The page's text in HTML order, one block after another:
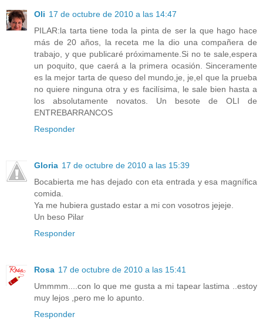
Oli 17 de octubre de 2010 a las 14:47
PILAR:la tarta tiene toda la pinta de ser la que hago hace
más de 20 años, la receta me la dio una compañera de
trabajo, y que publicaré próximamente.Si no te sale,espera
un poquito, que caerá a la primera ocasión. Sinceramente
es la mejor tarta de queso del mundo,je, je,el que la prueba
no quiere ninguna otra y es facilísima, le sale bien hasta a
los absolutamente novatos. Un besote de OLI de
ENTREBARRANCOS
Responder
Gloria 17 de octubre de 2010 a las 15:39
Bocabierta me has dejado con eta entrada y esa magnífica
comida.
Ya me hubiera gustado estar a mi con vosotros jejeje.
Un beso Pilar
Responder
Rosa 17 de octubre de 2010 a las 15:41
Ummmm....con lo que me gusta a mi tapear lastima ..estoy
muy lejos ,pero me lo apunto.
Responder